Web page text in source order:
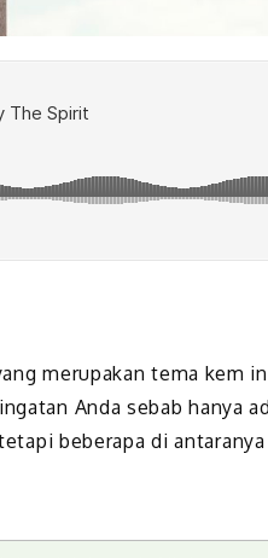
merupakan tema kem
Anda sebab hanya
beberapa di